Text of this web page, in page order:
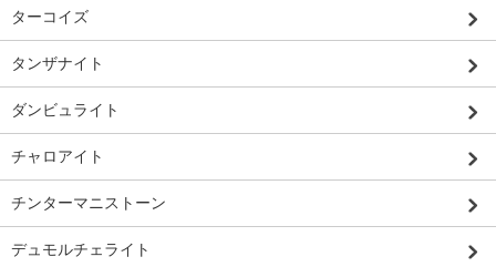
ターコイズ
タンザナイト
ダンビュライト
チャロアイト
チンターマニストーン
デュモルチェライト